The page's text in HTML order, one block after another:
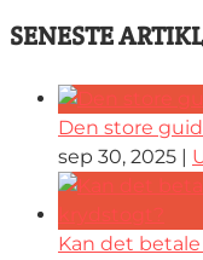
SENESTE
Den store
sep 30, 2025 |
Kan det